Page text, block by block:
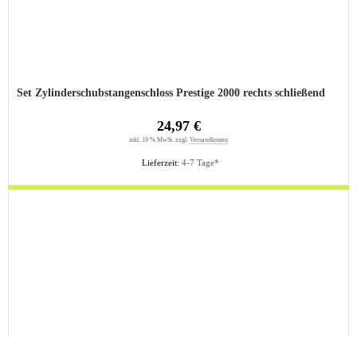
Set Zylinderschubstangenschloss Prestige 2000 rechts schließend
Lieferzeit: 4-7 Tage*
24,97 €
inkl. 19 % MwSt. zzgl. Versandkosten